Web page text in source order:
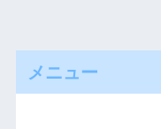
メニュー